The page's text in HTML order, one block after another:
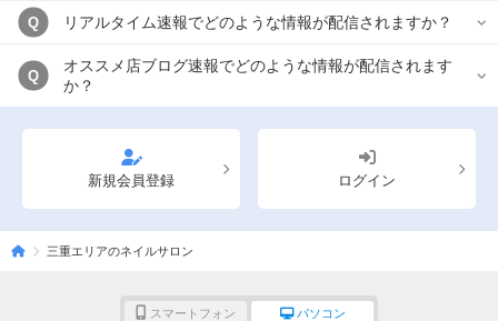
Q リアルタイム速報でどのような情報が配信されますか？
Q
オススメ店ブログ速報でどのような情報が配信されます
か？
新規会員登録 ログイン
三重エリアのネイルサロン
スマートフォン パソコン